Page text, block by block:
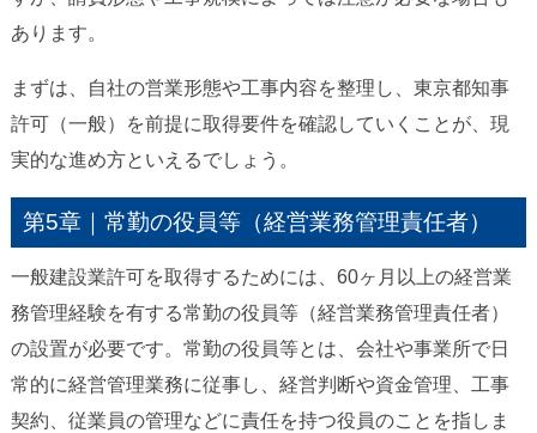
あります。
まずは、自社の営業形態や工事内容を整理し、東京都知事
許可（一般）を前提に取得要件を確認していくことが、現
実的な進め方といえるでしょう。
第5章｜常勤の役員等（経営業務管理責任者）
一般建設業許可を取得するためには、60ヶ月以上の経営業
務管理経験を有する常勤の役員等（経営業務管理責任者）
の設置が必要です。常勤の役員等とは、会社や事業所で日
常的に経営管理業務に従事し、経営判断や資金管理、工事
契約、従業員の管理などに責任を持つ役員のことを指しま